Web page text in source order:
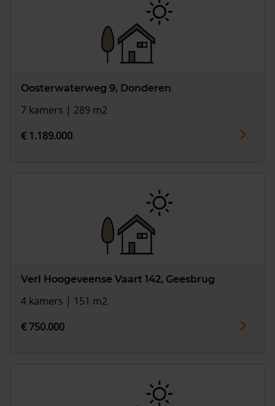
Oosterwaterweg 9, Donderen
7 kamers | 289 m2
€ 1.189.000
Verl Hoogeveense Vaart 142, Geesbrug
4 kamers | 151 m2
€ 750.000